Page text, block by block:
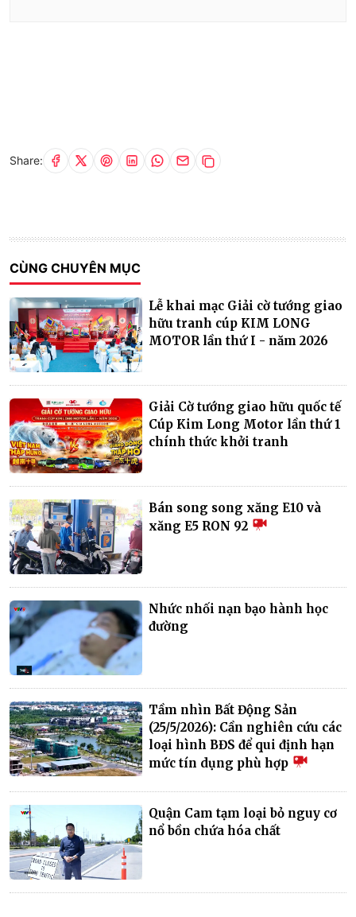
Share:
CÙNG CHUYÊN MỤC
Lễ khai mạc Giải cờ tướng giao
hữu tranh cúp KIM LONG
MOTOR lần thứ I - năm 2026
Giải Cờ tướng giao hữu quốc tế
Cúp Kim Long Motor lần thứ 1
chính thức khởi tranh
Bán song song xăng E10 và
xăng E5 RON 92
Nhức nhối nạn bạo hành học
đường
Tầm nhìn Bất Động Sản
(25/5/2026): Cần nghiên cứu các
loại hình BĐS để qui định hạn
mức tín dụng phù hợp
Quận Cam tạm loại bỏ nguy cơ
nổ bồn chứa hóa chất